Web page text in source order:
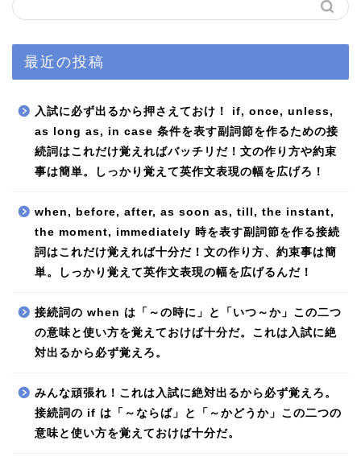
最近の投稿
入試に必ず出るから押さえておけ！ if, once, unless,
as long as, in case 条件を表す副詞節を作るための接
続詞はこれだけ覚えればバッチリだ！文の作り方や約束
事は簡単。しっかり覚えて英作文表現の幅を広げろ！
when, before, after, as soon as, till, the instant,
the moment, immediately 時を表す副詞節を作る接続
詞はこれだけ覚えれば十分だ！文の作り方、約束事は簡
単。しっかり覚えて英作文表現の幅を広げるんだ！
接続詞の when は「～の時に」と「いつ～か」この二つ
の意味と使い方を覚えておけば十分だ。これは入試に絶
対出るから必ず覚えろ。
みんな頑張れ！これは入試に絶対出るから必ず覚えろ。
接続詞の if は「～ならば」と「～かどうか」この二つの
意味と使い方を覚えておけば十分だ。